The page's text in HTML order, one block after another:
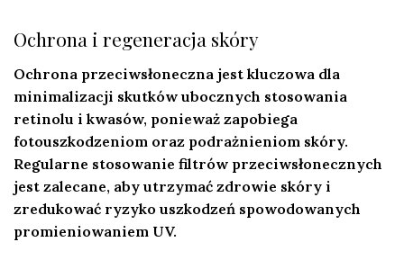
Ochrona i regeneracja skóry
Ochrona przeciwsłoneczna jest kluczowa dla
minimalizacji skutków ubocznych stosowania
retinolu i kwasów, ponieważ zapobiega
fotouszkodzeniom oraz podrażnieniom skóry.
Regularne stosowanie filtrów przeciwsłonecznych
jest zalecane, aby utrzymać zdrowie skóry i
zredukować ryzyko uszkodzeń spowodowanych
promieniowaniem UV.